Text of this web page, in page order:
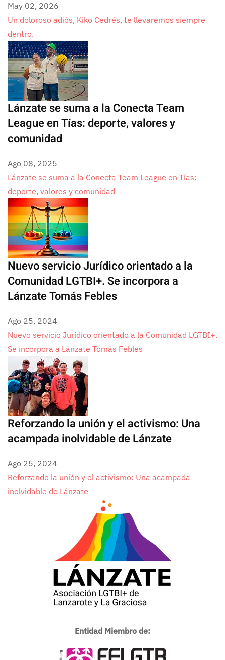
May 02, 2026
Un doloroso adiós, Kiko Cedrés, te llevaremos siempre
dentro.
Lánzate se suma a la Conecta Team
League en Tías: deporte, valores y
comunidad
Ago 08, 2025
Lánzate se suma a la Conecta Team League en Tías:
deporte, valores y comunidad
Nuevo servicio Jurídico orientado a la
Comunidad LGTBI+. Se incorpora a
Lánzate Tomás Febles
Ago 25, 2024
Nuevo servicio Jurídico orientado a la Comunidad LGTBI+.
Se incorpora a Lánzate Tomás Febles
Reforzando la unión y el activismo: Una
acampada inolvidable de Lánzate
Ago 25, 2024
Reforzando la unión y el activismo: Una acampada
inolvidable de Lánzate
Entidad Miembro de: